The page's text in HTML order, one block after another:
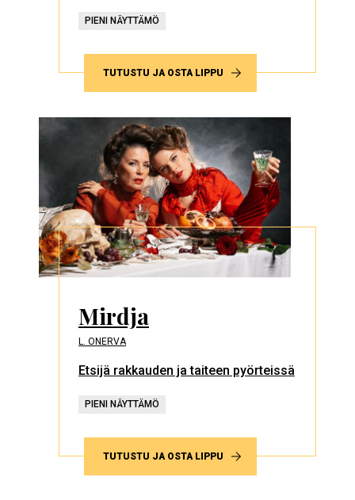
PIENI NÄYTTÄMÖ
TUTUSTU JA OSTA LIPPU
Mirdja
L. ONERVA
Etsijä rakkauden ja taiteen pyörteissä
PIENI NÄYTTÄMÖ
TUTUSTU JA OSTA LIPPU